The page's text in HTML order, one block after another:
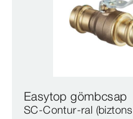
Easytop gömbcsap
SC‑Contur-ral